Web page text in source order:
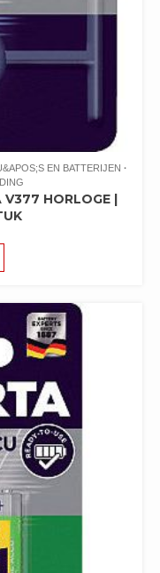
EN BATTERIJEN
V377 HORLOGE |